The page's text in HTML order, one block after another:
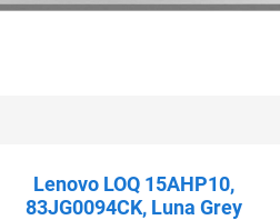
Lenovo LOQ 15AHP10,
83JG0094CK, Luna Grey